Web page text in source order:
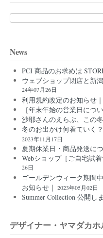
検
索:
News
PCI 商品のお求めは
ウェブショップ閉店と新
24年07月26日
利用規約改定のお知らせ｜
［年末年始の営業日につ
沙耶さんのえらぶ、この冬
冬のお出かけ何着ていく
2023年11月17日
夏期休業日・商品発送に
Webショップ［ご自宅試
26日
ゴールデンウィーク期間
お知らせ｜ 2023年05月02日
Summer Collection 公開し
デザイナー・ヤマダカホ